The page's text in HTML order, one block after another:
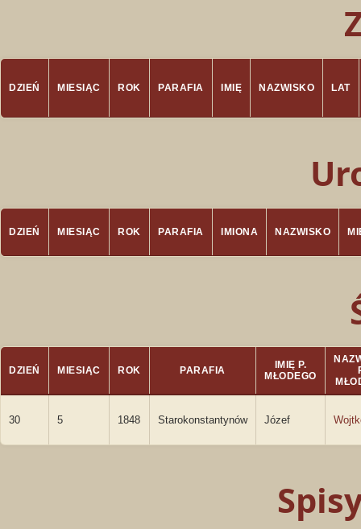
DZIEŃ MIESIĄC ROK PARAFIA IMIĘ NAZWISKO LAT
DZIEŃ MIESIĄC ROK PARAFIA IMIONA NAZWISKO
DZIEŃ MIESIĄC ROK PARAFIA
IMIĘ P.
MŁODEGO
30 5 1848 Starokonstantynów Józef